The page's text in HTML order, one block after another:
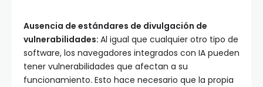
Ausencia de estándares de divulgación de
vulnerabilidades: Al igual que cualquier otro tipo de
software, los navegadores integrados con IA pueden
tener vulnerabilidades que afectan a su
funcionamiento. Esto hace necesario que la propia